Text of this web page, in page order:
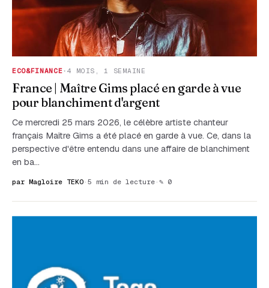
ECO&FINANCE ·4 MOIS, 1 SEMAINE
France | Maître Gims placé en garde à vue
pour blanchiment d'argent
Ce mercredi 25 mars 2026, le célèbre artiste chanteur
français Maître Gims a été placé en garde à vue. Ce, dans la
perspective d'être entendu dans une affaire de blanchiment
en ba…
par Magloire TEKO · 5 min de lecture · ✎ 0